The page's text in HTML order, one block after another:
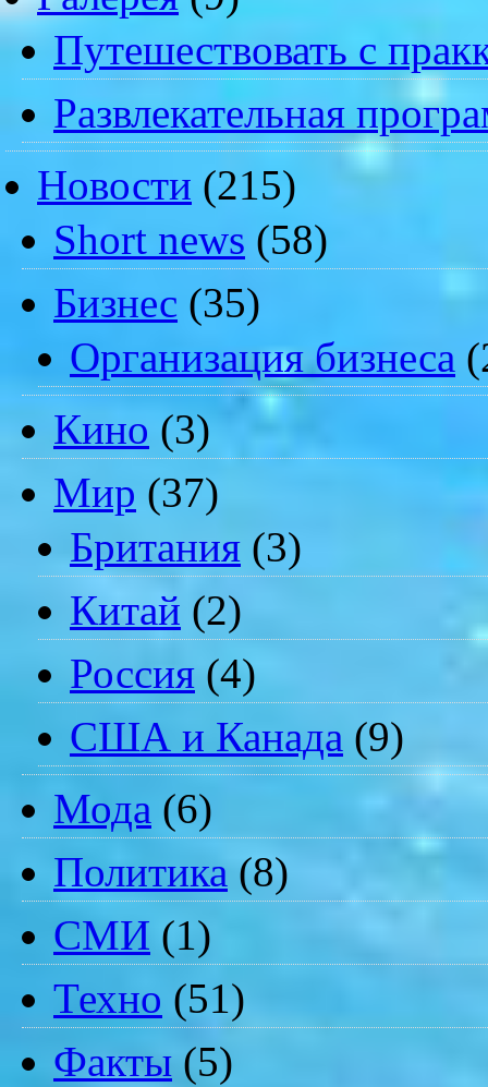
Путешествовать с
Развлекательная
Новости (215)
Short news (58)
Бизнес (35)
Организация бизнеса
Кино (3)
Мир (37)
Британия (3)
Китай (2)
Россия (4)
США и Канада (9)
Мода (6)
Политика (8)
СМИ (1)
Техно (51)
Факты (5)